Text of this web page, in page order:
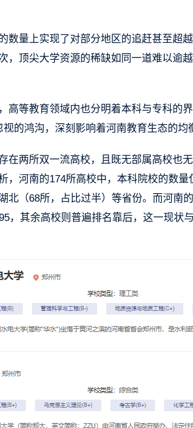
数量上实现了对部分地区的追赶甚至超
，顶尖大学资源的稀缺如同一道难以逾
高等教育领域内也分明着本科与专科的
的鸿沟，深刻影响着河南教育生态的均
在两所双一流高校，且既无部属高校也
，河南的174所高校中，本科院校的数
北（68所，占比过半）等省份。而河南
，其余高校则普遍排名靠后，这一现状